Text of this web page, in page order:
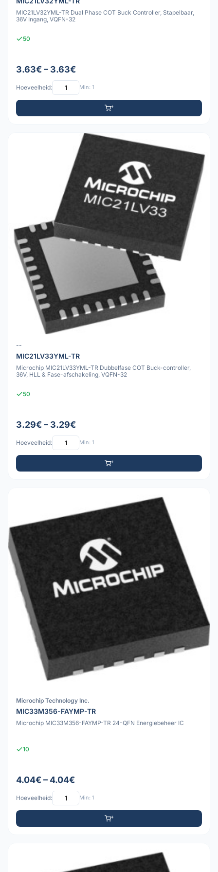
MIC21LV32YML-TR Dual Phase COT Buck Controller, Stapelbaar,
36V Ingang, VQFN-32
50
3.63€ – 3.63€
Hoeveelheid: Min: 1
--
MIC21LV33YML-TR
Microchip MIC21LV33YML-TR Dubbelfase COT Buck-controller,
36V, HLL & Fase-afschakeling, VQFN-32
50
3.29€ – 3.29€
Hoeveelheid: Min: 1
Microchip Technology Inc.
MIC33M356-FAYMP-TR
Microchip MIC33M356-FAYMP-TR 24-QFN Energiebeheer IC
10
4.04€ – 4.04€
Hoeveelheid: Min: 1